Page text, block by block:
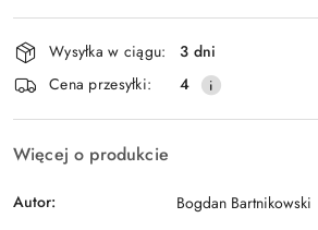
Wyślij
Dostępność
i
dostawa
Wysyłka w ciągu:
3 dni
Cena przesyłki:
4
Więcej o produkcie
Autor: Bogdan Bartnikowski